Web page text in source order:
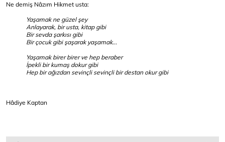
Ne demiş Nâzım Hikmet usta:
Yaşamak ne güzel şey
Anlayarak, bir usta, kitap gibi
Bir sevda şarkısı gibi
Bir çocuk gibi şaşarak yaşamak...
Yaşamak birer birer ve hep beraber
İpekli bir kumaş dokur gibi
Hep bir ağızdan sevinçli sevinçli bir destan okur gibi
Hâdiye Kaptan